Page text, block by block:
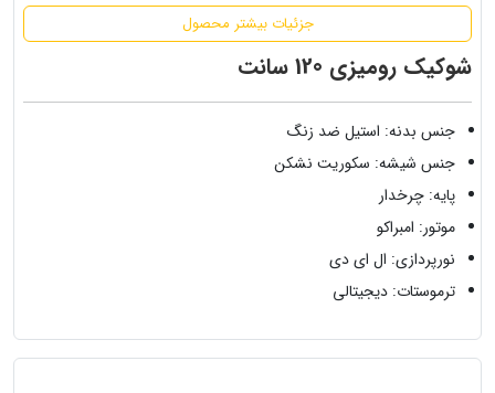
جزئیات بیشتر محصول
شوکیک رومیزی 120 سانت
جنس بدنه: استیل ضد زنگ
جنس شیشه: سکوریت نشکن
پایه: چرخدار
موتور: امبراکو
نورپردازی: ال ای دی
ترموستات: دیجیتالی